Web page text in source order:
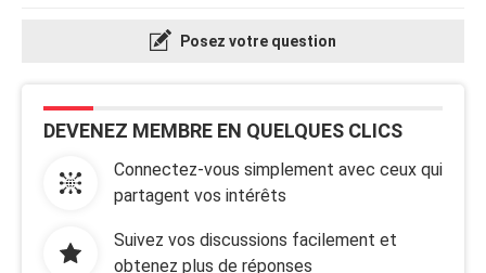
Posez votre question
DEVENEZ MEMBRE EN QUELQUES CLICS
Connectez-vous simplement avec ceux qui
partagent vos intérêts
Suivez vos discussions facilement et
obtenez plus de réponses